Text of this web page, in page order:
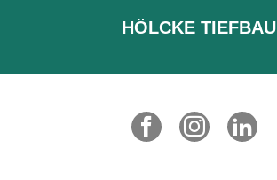
HÖLCKE TIEFBAU